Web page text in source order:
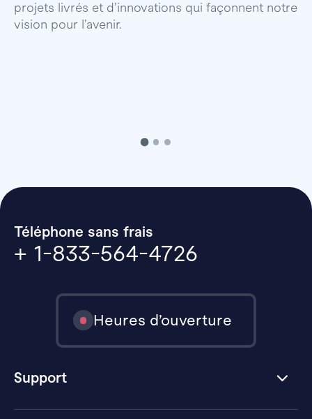
projets livrés et d’innovations qui façonnent notre
vision pour l’avenir.
Téléphone sans frais
+ 1-833-564-4726
Heures d’ouverture
Support